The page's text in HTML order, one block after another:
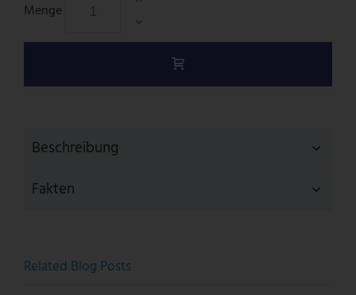
Menge
Beschreibung
Fakten
Related Blog Posts